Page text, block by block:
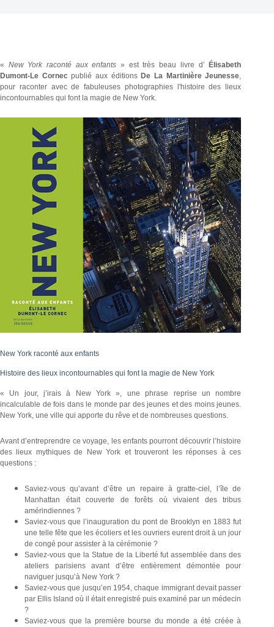
« New York raconté aux enfants » est très beau livre d’ Élisabeth
Dumont-Le Cornecpublié aux éditions De La Martinière Jeunesse,
pour raconter avec de fabuleuses photographies l'histoire des lieux
incontournables qui font la magie de New York.
New York raconté aux enfants
Histoire des lieux incontournables qui font la magie de New York
« Un jour, j’irais à New York », une phrase reprise un nombre
incalculable de fois dans le monde par des jeunes et des moins jeunes.
New York, une ville qui apporte du rêve et de nombreuses questions.
Avant d’entreprendre ce voyage, les enfants pourront découvrir l’histoire
des lieux mythiques de New York et trouveront les réponses à ces
questions :
Saviez-vous qu’avant d’être un repaire à gratte-ciel, l’île de
Manhattan était couverte de forêts où vivaient des tribus
amérindiennes ?
Saviez-vous que l’inauguration du pont de Brooklyn en 1883 fut
une telle fête que les écoliers et les ouvriers eurent droit à un jour
de congé pour assister à la cérémonie ?
Saviez-vous que la Statue de la Liberté fut assemblée dans des
ateliers parisiens avant d’être entièrement démontée pour
naviguer jusqu’à New York ?
Saviez-vous que jusqu’en 1954, chaque immigrant devait passer
par Ellis Island où il était enregistré puis examiné par un médecin
?
Saviez-vous que la première bourse du monde a été créée à